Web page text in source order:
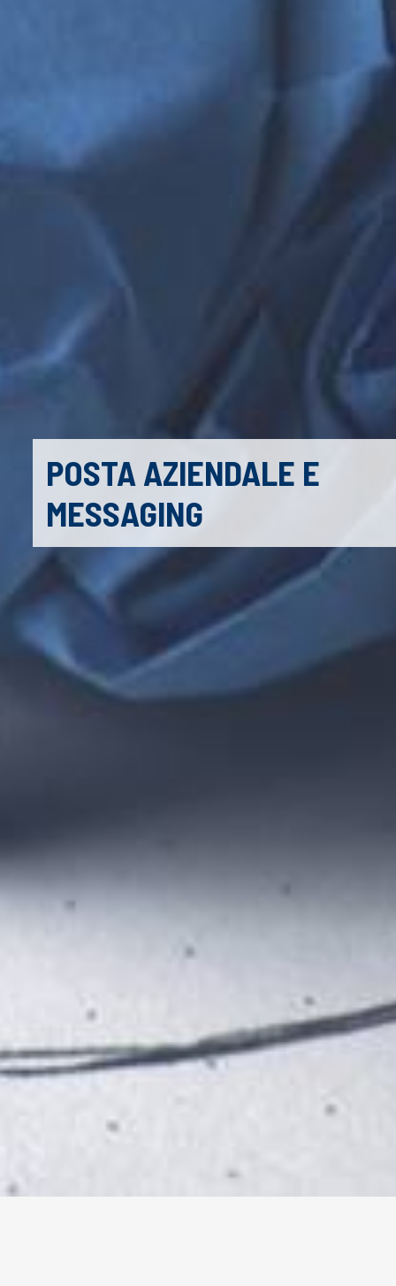
POSTA AZIENDALE E
MESSAGING